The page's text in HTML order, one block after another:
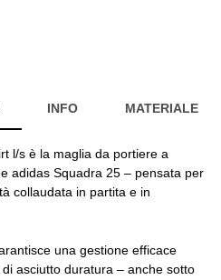
INFO MATERIALE
l/s è la maglia da portiere a
adidas Squadra 25 – pensata per
collaudata in partita e in
una gestione efficace
asciutto duratura – anche sotto